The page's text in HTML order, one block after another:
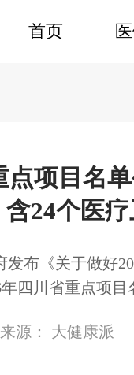
首页
点项目名
含24个医
发布《关于做好
四川省重点项目
来源： 大健康派